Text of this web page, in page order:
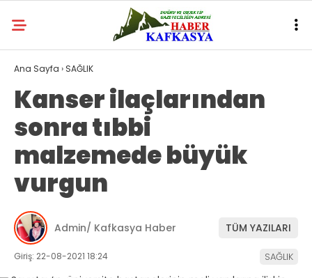
Ana Sayfa › SAĞLIK
Kanser ilaçlarından
sonra tıbbi
malzemede büyük
vurgun
Admin/ Kafkasya Haber TÜM YAZILARI
Giriş: 22-08-2021 18:24 SAĞLIK